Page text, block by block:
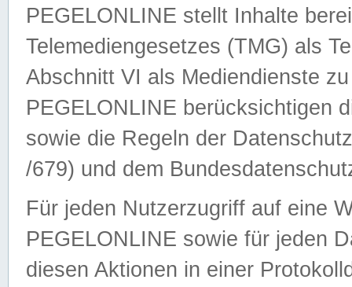
PEGELONLINE stellt Inhalte
Telemediengesetzes (TMG) als
Abschnitt VI als Mediendienste
PEGELONLINE berücksichtigen
sowie die Regeln der
/679) und dem
Für jeden Nutzerzugriff auf eine
PEGELONLINE sowie für jeden
diesen Aktionen in einer